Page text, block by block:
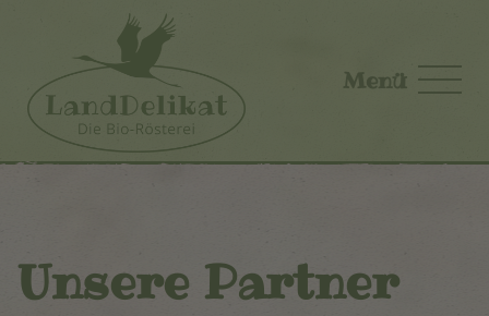
Skip to main content Menü
Unsere Partner